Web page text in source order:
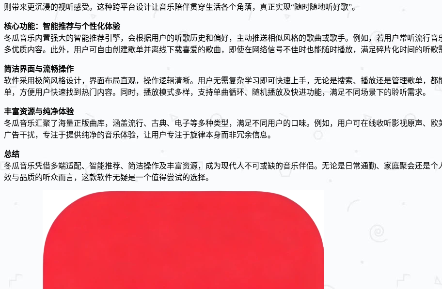
则带来更沉浸的视听感受。这种跨平台设计让音乐陪伴贯穿生活各个角落，真正实现“随时随地听好歌”。
核心功能：智能推荐与个性化体验
冬瓜音乐内置强大的智能推荐引擎，会根据用户的听歌历史和偏好，主动推送相似风格的歌曲或歌手。例如，若用户常听流行
多优质内容。此外，用户可自由创建歌单并离线下载喜爱的歌曲，即使在网络信号不佳时也能随时播放，满足碎片化时间的听歌
简洁界面与流畅操作
软件采用极简风格设计，界面布局直观，操作逻辑清晰。用户无需复杂学习即可快速上手，无论是搜索、播放还是管理歌单，
单，方便用户快速找到热门内容。同时，播放模式多样，支持单曲循环、随机播放及快进功能，满足不同场景下的聆听需求。
丰富资源与纯净体验
冬瓜音乐汇聚了海量正版曲库，涵盖流行、古典、电子等多种类型，满足不同用户的口味。例如，用户可在线收听影视原声、
广告干扰，专注于提供纯净的音乐体验，让用户专注于旋律本身而非冗余信息。
总结
冬瓜音乐凭借多端适配、智能推荐、简洁操作及丰富资源，成为现代人不可或缺的音乐伴侣。无论是日常通勤、家庭聚会还是
效与品质的听众而言，这款软件无疑是一个值得尝试的选择。